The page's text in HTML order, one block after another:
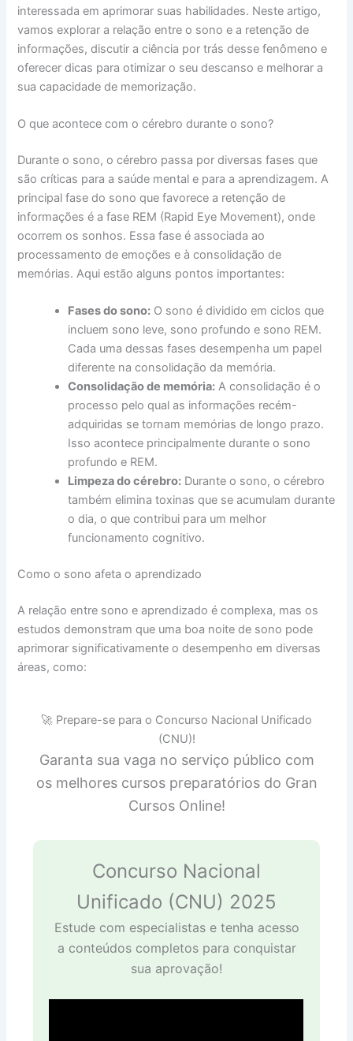
interessada em aprimorar suas habilidades. Neste artigo,
vamos explorar a relação entre o sono e a retenção de
informações, discutir a ciência por trás desse fenômeno e
oferecer dicas para otimizar o seu descanso e melhorar a
sua capacidade de memorização.
O que acontece com o cérebro durante o sono?
Durante o sono, o cérebro passa por diversas fases que
são críticas para a saúde mental e para a aprendizagem. A
principal fase do sono que favorece a retenção de
informações é a fase REM (Rapid Eye Movement), onde
ocorrem os sonhos. Essa fase é associada ao
processamento de emoções e à consolidação de
memórias. Aqui estão alguns pontos importantes:
Fases do sono: O sono é dividido em ciclos que
incluem sono leve, sono profundo e sono REM.
Cada uma dessas fases desempenha um papel
diferente na consolidação da memória.
Consolidação de memória: A consolidação é o
processo pelo qual as informações recém-
adquiridas se tornam memórias de longo prazo.
Isso acontece principalmente durante o sono
profundo e REM.
Limpeza do cérebro: Durante o sono, o cérebro
também elimina toxinas que se acumulam durante
o dia, o que contribui para um melhor
funcionamento cognitivo.
Como o sono afeta o aprendizado
A relação entre sono e aprendizado é complexa, mas os
estudos demonstram que uma boa noite de sono pode
aprimorar significativamente o desempenho em diversas
áreas, como:
🚀 Prepare-se para o Concurso Nacional Unificado
(CNU)!
Garanta sua vaga no serviço público com
os melhores cursos preparatórios do Gran
Cursos Online!
Concurso Nacional
Unificado (CNU) 2025
Estude com especialistas e tenha acesso
a conteúdos completos para conquistar
sua aprovação!